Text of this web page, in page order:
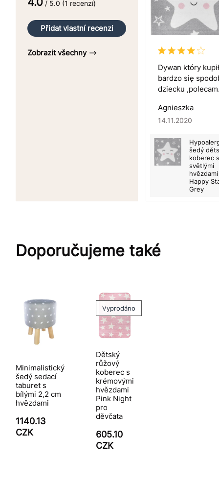
/ 5.0 (1 recenzí)
Přidat vlastní recenzi
Zobrazit všechny
Dywan który
bardzo się
dziecku
Agnieszka
14.11.2020
šedý
koberec
světlými
hvězdami
Happy
Grey
Doporučujeme také
Minimalistický
šedý sedací
taburet s
bílými 2,2 cm
hvězdami
1140.13
CZK
Vyprodáno
Dětský
růžový
koberec s
krémovými
hvězdami
Pink Night
pro
děvčata
605.10
CZK